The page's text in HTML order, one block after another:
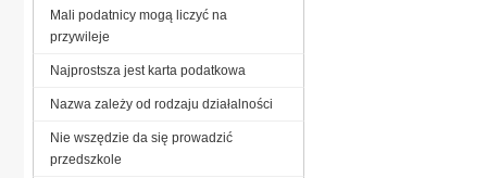
Mali podatnicy mogą liczyć na
przywileje
Najprostsza jest karta podatkowa
Nazwa zależy od rodzaju działalności
Nie wszędzie da się prowadzić
przedszkole